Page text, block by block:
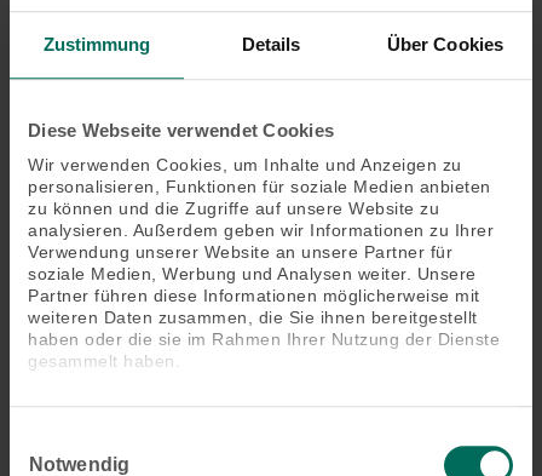
Zustimmung Details Über Cookies
Diese Webseite verwendet Cookies
Wir verwenden Cookies, um Inhalte und Anzeigen zu
personalisieren, Funktionen für soziale Medien anbieten
zu können und die Zugriffe auf unsere Website zu
analysieren. Außerdem geben wir Informationen zu Ihrer
Verwendung unserer Website an unsere Partner für
soziale Medien, Werbung und Analysen weiter. Unsere
Partner führen diese Informationen möglicherweise mit
weiteren Daten zusammen, die Sie ihnen bereitgestellt
haben oder die sie im Rahmen Ihrer Nutzung der Dienste
gesammelt haben.
Notwendig
Weitere Informationen